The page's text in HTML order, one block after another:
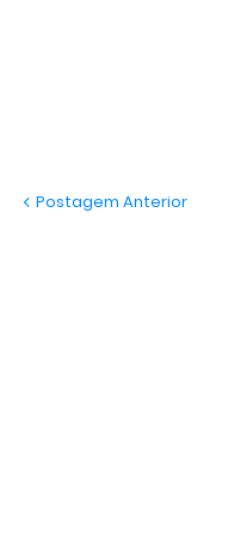
Postagem Anterior